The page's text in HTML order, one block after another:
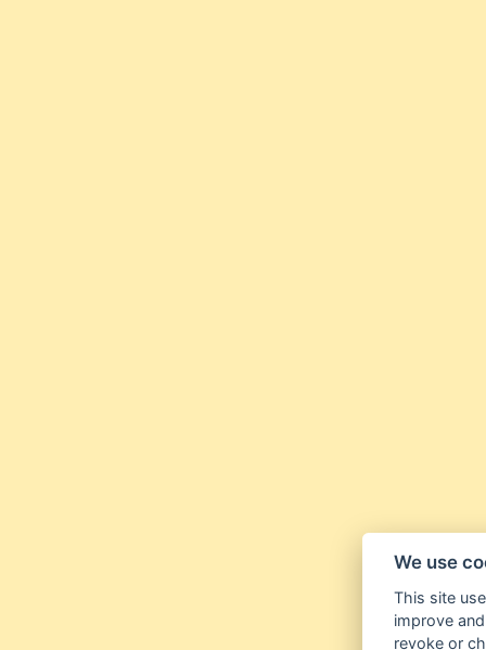
We use
This site
improve
revoke or